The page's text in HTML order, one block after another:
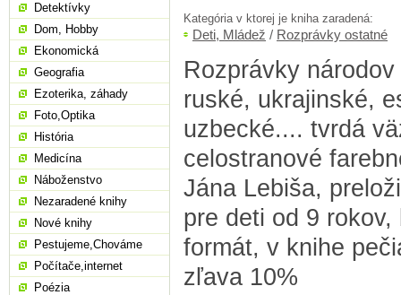
Kategória v ktorej je kniha zaradená:
Deti, Mládež / Rozprávky ostatné
Rozprávky
ruské, ukrajinské,
uzbecké.... tvrdá
celostranové
Jána Lebiša,
pre deti od 9
formát, v knihe
zľava 10%
Detektívky
Dom, Hobby
Ekonomická
Geografia
Ezoterika, záhady
Foto,Optika
História
Medicína
Náboženstvo
Nezaradené knihy
Nové knihy
Pestujeme,Chováme
Počítače,internet
Poézia